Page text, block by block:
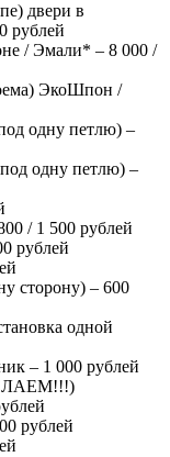
двери в
рублей
/ Эмали* – 8 000 /
ЭкоШпон /
одну петлю) –
под одну петлю) –
/ 1 500 рублей
рублей
сторону) – 600
одной
– 1 000 рублей
рублей